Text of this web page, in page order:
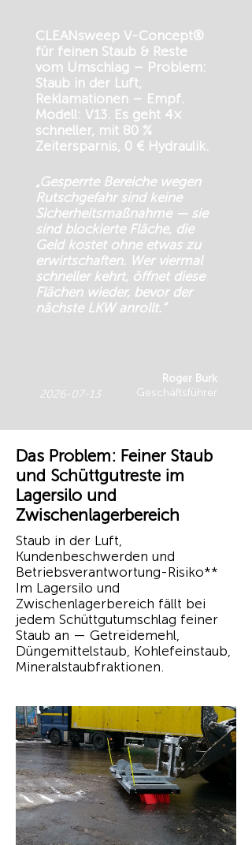
CLEANsweep V-Concept®
für feinen Staub & Reste
vom Umschlag – Problem:
Staub in der Luft,
Reklamationen – Empf.
Modell: V13. Es geht 4×
schneller, mit 80 %
Zeitersparnis, 0 € Hydraulik.
„Gesperrte Bereiche wegen
Rutschgefahr sind keine
Sicherheitsmaßnahme — sie
sind blockierte Fläche, die
Geld kostet ohne etwas zu
erwirtschaften. Wer viermal
schneller kehrt, öffnet diese
Flächen wieder, bevor der
nächste LKW anrollt.“
2026-07-13
Roger Burk
Geschäftsführer
Das Problem: Feiner Staub
und Schüttgutreste im
Lagersilo und
Zwischenlagerbereich
Staub in der Luft,
Kundenbeschwerden und
Betriebsverantwortung-Risiko**
Im Lagersilo und
Zwischenlagerbereich fällt bei
jedem Schüttgutumschlag feiner
Staub an — Getreidemehl,
Düngemittelstaub, Kohlefeinstaub,
Mineralstaubfraktionen.